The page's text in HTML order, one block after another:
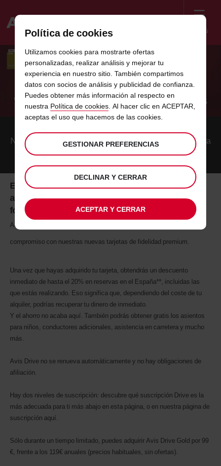
Menú
Welcome
HAZTE MIEMBRO DE AVIS PREFERRED
DRIVE PARA OBTENER DESCUENTOS Y
VENTAJAS EN EL ALQUILER DE COCHES
DURANTE TODO EL AÑO.
Nuestro programa de fidelización premium que da cada
vez más
Elige Avis Drive para obtener descuentos en cada
alquiler y una serie de extras realmente útiles de
forma gratuita, durante todo un año.
Ahorra desde el primer momento y disfruta de ventajas exclusivas sin
compromiso con nuestras nuevas tarjetas de fidelidad premium.
Una vez que hayas adquirido tu tarjeta, obtendrás un descuento
inmediato de hasta el 20% en reservas en el España**, incluidas las
que estás realizando. Eso significa que, dependiendo del coste de tu
alquiler, podrías recuperar tu dinero de inmediato.
Y el ahorro no acaba aquí. También podrás obtener gratis los asientos
para niños, conductores adicionales, asistencia en carretera y mucho
más.
Avis Drive no se renueva automáticamente y no hay obligaciones de
afiliación.
Hay dos niveles de suscripción: descubre qué suscripción Drive es la
más adecuada para ti más abajo en esta página, o en nuestra página de
suscripción aquí.
Sólo durante un tiempo limitado, puedes adquirir Avis Drive Gold por 99
€, frente a los 119€ anuales (precios habituales, sin ofertas).
Política de cookies
Utilizamos cookies para mostrarte ofertas
personalizadas, realizar análisis y mejorar tu
experiencia en nuestro sitio. También compartimos
datos con socios de análisis y publicidad de confianza.
Puedes obtener más información al respecto en
nuestra Política de cookies. Al hacer clic en ACEPTAR,
aceptas el uso que hacemos de las cookies.
GESTIONAR PREFERENCIAS
DECLINAR Y CERRAR
ACEPTAR Y CERRAR